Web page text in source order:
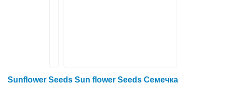
Sunflower Seeds Sun flower Seeds Семечка